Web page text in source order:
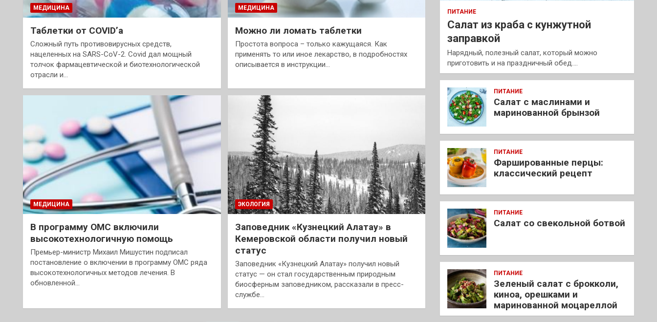
МЕДИЦИНА
Таблетки от COVID’a
Сложный путь противовирусных средств,
нацеленных на SARS-CoV-2. Covid дал мощный
толчок фармацевтической и биотехнологической
отрасли и…
МЕДИЦИНА
Можно ли ломать таблетки
Простота вопроса – только кажущаяся. Как
применять то или иное лекарство, в подробностях
описывается в инструкции…
МЕДИЦИНА
В программу ОМС включили
высокотехнологичную помощь
Премьер-министр Михаил Мишустин подписал
постановление о включении в программу ОМС ряда
высокотехнологичных методов лечения. В
обновленной…
ЭКОЛОГИЯ
Заповедник «Кузнецкий Алатау» в
Кемеровской области получил новый
статус
Заповедник «Кузнецкий Алатау» получил новый
статус — он стал государственным природным
биосферным заповедником, рассказали в пресс-
службе…
ПИТАНИЕ
Салат из краба с кунжутной
заправкой
Нарядный, полезный салат, который можно
приготовить и на праздничный обед.…
ПИТАНИЕ
Салат с маслинами и
маринованной брынзой
ПИТАНИЕ
Фаршированные перцы:
классический рецепт
ПИТАНИЕ
Салат со свекольной ботвой
ПИТАНИЕ
Зеленый салат с брокколи,
киноа, орешками и
маринованной моцареллой